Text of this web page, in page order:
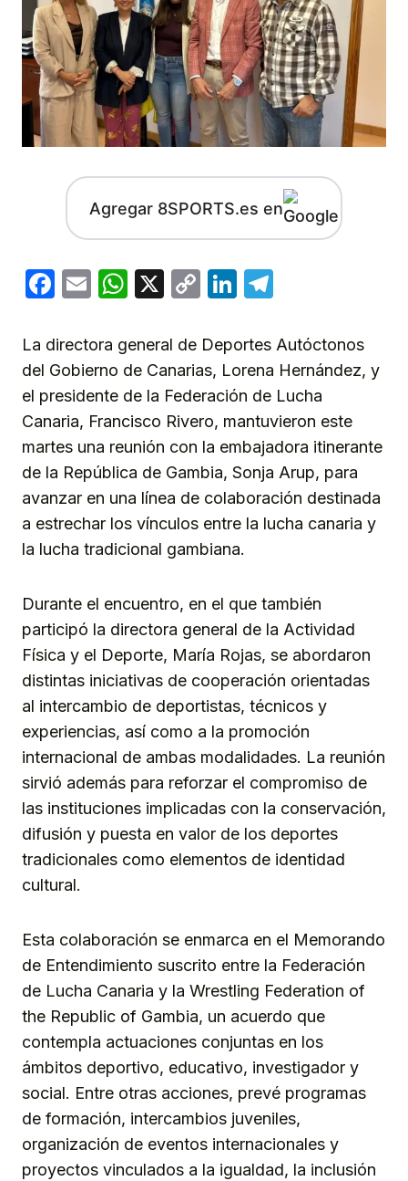
Agregar 8SPORTS.es en
Facebook
EmailWhatsApp
X
CopyLinkedIn
La directora general de Deportes Autóctonos
del Gobierno de Canarias, Lorena Hernández, y
el presidente de la Federación de Lucha
Canaria, Francisco Rivero, mantuvieron este
martes una reunión con la embajadora itinerante
de la República de Gambia, Sonja Arup, para
avanzar en una línea de colaboración destinada
a estrechar los vínculos entre la lucha canaria y
la lucha tradicional gambiana.
Durante el encuentro, en el que también
participó la directora general de la Actividad
Física y el Deporte, María Rojas, se abordaron
distintas iniciativas de cooperación orientadas
al intercambio de deportistas, técnicos y
experiencias, así como a la promoción
internacional de ambas modalidades. La reunión
sirvió además para reforzar el compromiso de
las instituciones implicadas con la conservación,
difusión y puesta en valor de los deportes
tradicionales como elementos de identidad
cultural.
Esta colaboración se enmarca en el Memorando
de Entendimiento suscrito entre la Federación
de Lucha Canaria y la Wrestling Federation of
the Republic of Gambia, un acuerdo que
contempla actuaciones conjuntas en los
ámbitos deportivo, educativo, investigador y
social. Entre otras acciones, prevé programas
de formación, intercambios juveniles,
organización de eventos internacionales y
proyectos vinculados a la igualdad, la inclusión